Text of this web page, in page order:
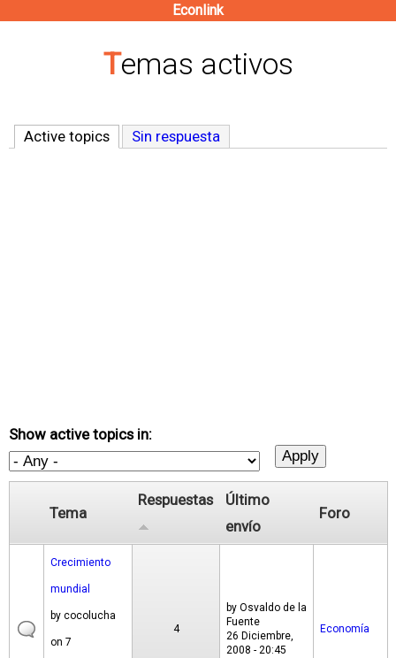
contenido
Econlink
Temas activos
Active topics (solapa activa)
Sin respuesta
Show active topics in:
Tema
Respuestas
Último
envío
Foro
Crecimiento
mundial
by cocolucha
on 7
4
by Osvaldo de la
Fuente
26 Diciembre,
2008 - 20:45
Economía